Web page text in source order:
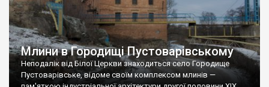
Млини в Городищі Пустоварівському
Неподалік від Білої Церкви знаходиться село Городище
Пустоварівське, відоме своїм комплексом млинів —